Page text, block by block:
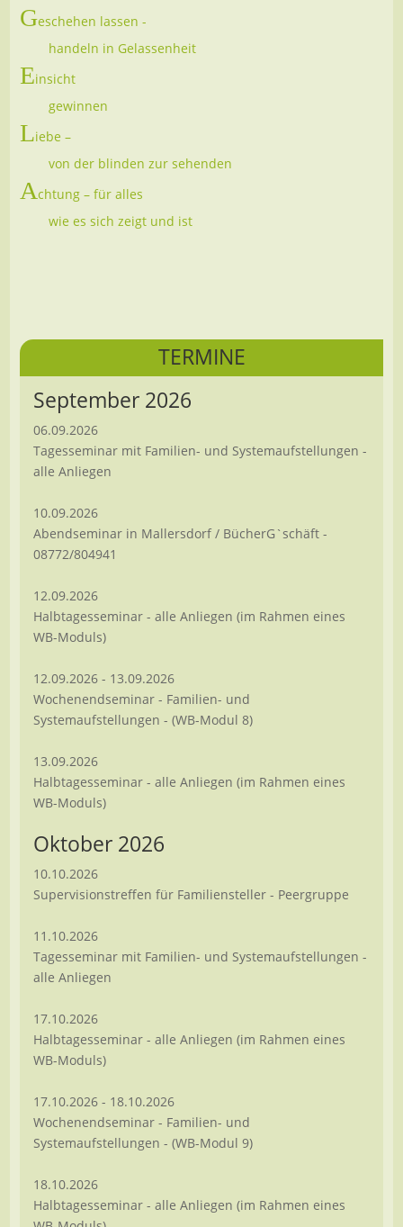
Geschehen lassen -
handeln in Gelassenheit
Einsicht
gewinnen
Liebe –
von der blinden zur sehenden
Achtung – für alles
wie es sich zeigt und ist
TERMINE
September 2026
06.09.2026
Tagesseminar mit Familien- und Systemaufstellungen -
alle Anliegen
10.09.2026
Abendseminar in Mallersdorf / BücherG`schäft -
08772/804941
12.09.2026
Halbtagesseminar - alle Anliegen (im Rahmen eines
WB-Moduls)
12.09.2026 - 13.09.2026
Wochenendseminar - Familien- und
Systemaufstellungen - (WB-Modul 8)
13.09.2026
Halbtagesseminar - alle Anliegen (im Rahmen eines
WB-Moduls)
Oktober 2026
10.10.2026
Supervisionstreffen für Familiensteller - Peergruppe
11.10.2026
Tagesseminar mit Familien- und Systemaufstellungen -
alle Anliegen
17.10.2026
Halbtagesseminar - alle Anliegen (im Rahmen eines
WB-Moduls)
17.10.2026 - 18.10.2026
Wochenendseminar - Familien- und
Systemaufstellungen - (WB-Modul 9)
18.10.2026
Halbtagesseminar - alle Anliegen (im Rahmen eines